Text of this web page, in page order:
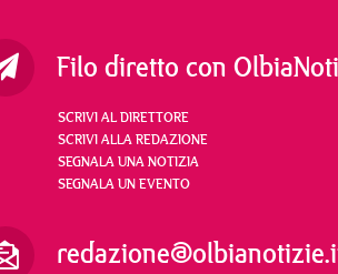
Filo diretto con
SCRIVI AL DIRETTORE
SCRIVI ALLA REDAZIONE
SEGNALA UNA NOTIZIA
SEGNALA UN EVENTO